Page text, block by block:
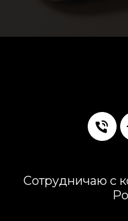
Сотрудничаю с